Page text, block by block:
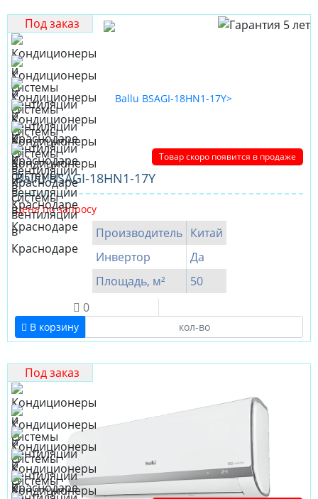
Под заказ
Товар скоро появится в продаже
Ballu BSAGI-18HN1-17Y
Цена по запросу
Производитель Китай
Инвертор
Да
Площадь, м²
50
0
В корзину
Под заказ